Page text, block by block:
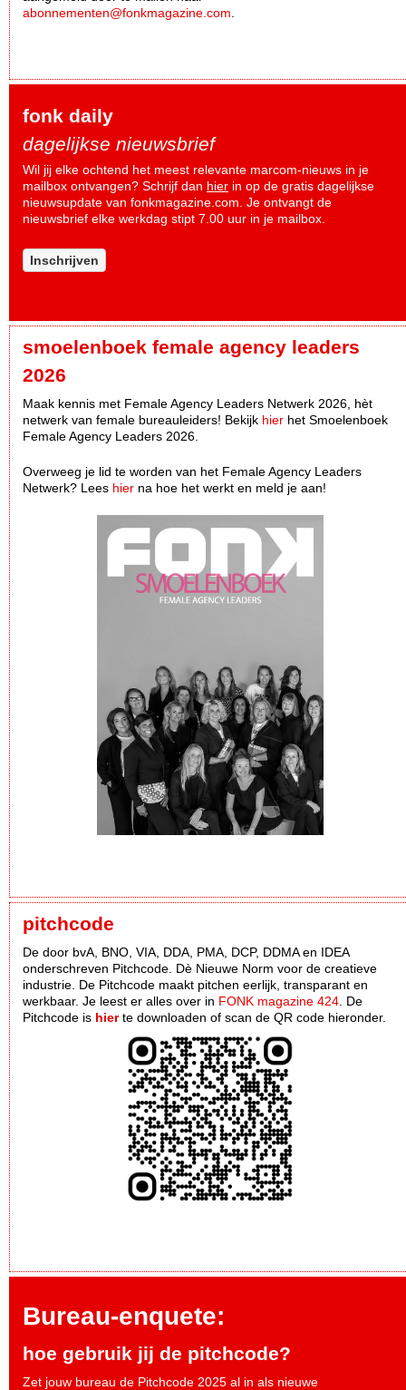
abonnementen@fonkmagazine.com.
fonk daily
dagelijkse nieuwsbrief
Wil jij elke ochtend het meest relevante marcom-nieuws in je
mailbox ontvangen? Schrijf dan hier in op de gratis dagelijkse
nieuwsupdate van fonkmagazine.com. Je ontvangt de
nieuwsbrief elke werkdag stipt 7.00 uur in je mailbox.
Inschrijven
smoelenboek female agency leaders
2026
Maak kennis met Female Agency Leaders Netwerk 2026, hèt
netwerk van female bureauleiders! Bekijk hier het Smoelenboek
Female Agency Leaders 2026.
Overweeg je lid te worden van het Female Agency Leaders
Netwerk? Lees hier na hoe het werkt en meld je aan!
pitchcode
De door bvA, BNO, VIA, DDA, PMA, DCP, DDMA en IDEA
onderschreven Pitchcode. Dè Nieuwe Norm voor de creatieve
industrie. De Pitchcode maakt pitchen eerlijk, transparant en
werkbaar. Je leest er alles over in FONK magazine 424 . De
Pitchcode is hierte downloaden of scan de QR code hieronder.
Bureau-enquete:
hoe gebruik jij de pitchcode?
Zet jouw bureau de Pitchcode 2025 al in als nieuwe